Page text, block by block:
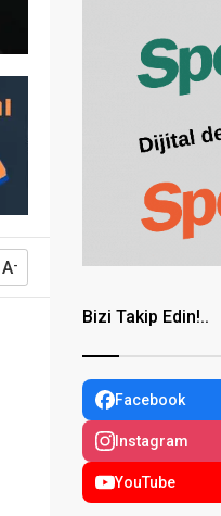
A-
Bizi Takip Edin!..
Facebook
Instagram
YouTube